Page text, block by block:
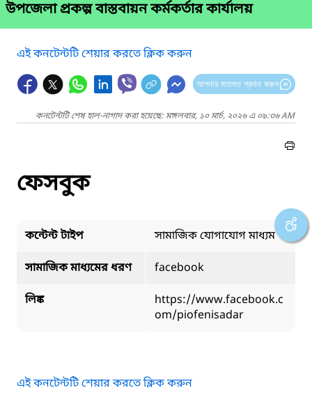
উপজেলা প্রকল্প বাস্তবায়ন কর্মকর্তার কার্যালয়
এই কনটেন্টটি শেয়ার করতে ক্লিক করুন
আপনার মতামত প্রদান করুন
কনটেন্টটি শেষ হাল-নাগাদ করা হয়েছে: মঙ্গলবার, ১০ মার্চ, ২০২৬ এ ০৯:৩৬ AM
ফেসবুক
কন্টেন্ট টাইপ সামাজিক যোগাযোগ মাধ্যম
সামাজিক মাধ্যমের ধরণ facebook
লিঙ্ক
https://www.facebook.c
om/piofenisadar
এই কনটেন্টটি শেয়ার করতে ক্লিক করুন